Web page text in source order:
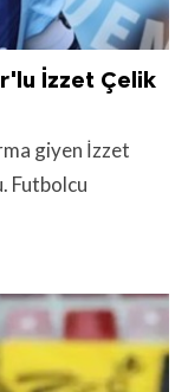
İzzet Çelik
giyen İzzet
Futbolcu